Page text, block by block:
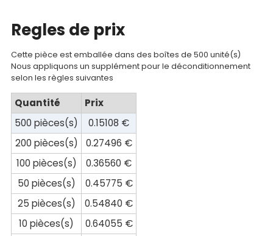
compte
Mon
panier
Contact
Regles de prix
Cette pièce est emballée dans des boîtes de 500 unité(s)
Nous appliquons un supplément pour le déconditionnement
selon les règles suivantes
Quantité
Prix
500 pièces(s)
0.15108 €
200 pièces(s)
0.27496 €
100 pièces(s)
0.36560 €
50 pièces(s)
0.45775 €
25 pièces(s)
0.54840 €
10 pièces(s)
0.64055 €